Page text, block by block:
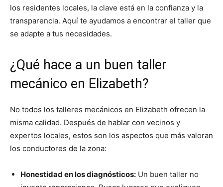
los residentes locales, la clave está en la confianza y la
transparencia. Aquí te ayudamos a encontrar el taller que
se adapte a tus necesidades.
¿Qué hace a un buen taller
mecánico en Elizabeth?
No todos los talleres mecánicos en Elizabeth ofrecen la
misma calidad. Después de hablar con vecinos y
expertos locales, estos son los aspectos que más valoran
los conductores de la zona:
Honestidad en los diagnósticos: Un buen taller no